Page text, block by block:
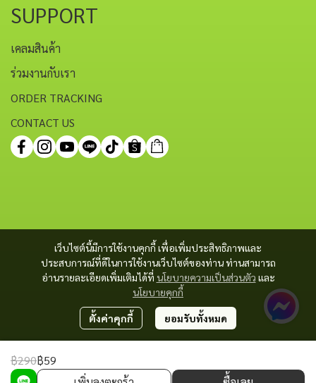
฿290฿59
เว็บไซต์นี้มีการใช้งานคุกกี้ เพื่อเพิ่มประสิทธิภาพและ
ประสบการณ์ที่ดีในการใช้งานเว็บไซต์ของท่าน ท่านสามารถ
อ่านรายละเอียดเพิ่มเติมได้ที่ นโยบายความเป็นส่วนตัว และ
นโยบายคุกกี้
ตั้งค่าคุกกี้ ยอมรับทั้งหมด
SUPPORT
เคลมสินค้า
ร่วมงานกับเรา
ORDER TRACKING
CONTACT US
Copyright 2023 | All Rights Reserved | Powered by MWE